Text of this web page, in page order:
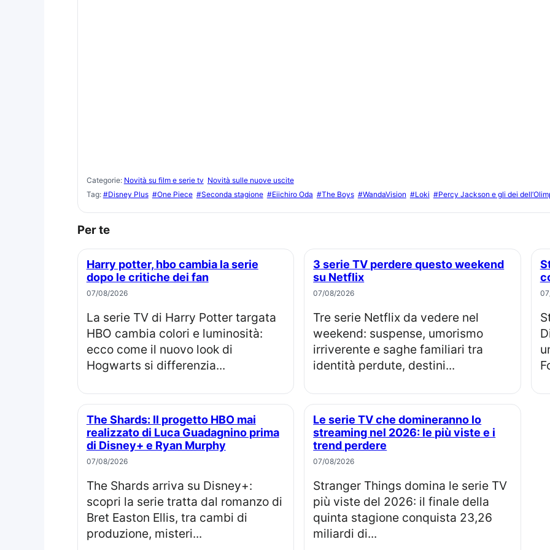
Categorie: Novità su film e serie tv Novità sulle nuove uscite
Tag: #Disney Plus #One Piece #Seconda stagione #Eiichiro Oda #The Boys #WandaVision #Loki #Percy Jackson e gli dei
Per te
Harry potter, hbo cambia la serie
dopo le critiche dei fan
07/08/2026
La serie TV di Harry Potter targata
HBO cambia colori e luminosità:
ecco come il nuovo look di
Hogwarts si differenzia...
3 serie TV perdere questo weekend
su Netflix
07/08/2026
Tre serie Netflix da vedere nel
weekend: suspense, umorismo
irriverente e saghe familiari tra
identità perdute, destini...
Star wars: the ninth jedi tra déjà-vu e
Star Wars: The Ninth Jedi su
The Shards: Il progetto HBO mai
realizzato di Luca Guadagnino prima
di Disney+ e Ryan Murphy
07/08/2026
The Shards arriva su Disney+:
scopri la serie tratta dal romanzo di
Bret Easton Ellis, tra cambi di
produzione, misteri...
Le serie TV che domineranno lo
streaming nel 2026: le più viste e i
trend perdere
07/08/2026
Stranger Things domina le serie TV
più viste del 2026: il finale della
quinta stagione conquista 23,26
miliardi di...